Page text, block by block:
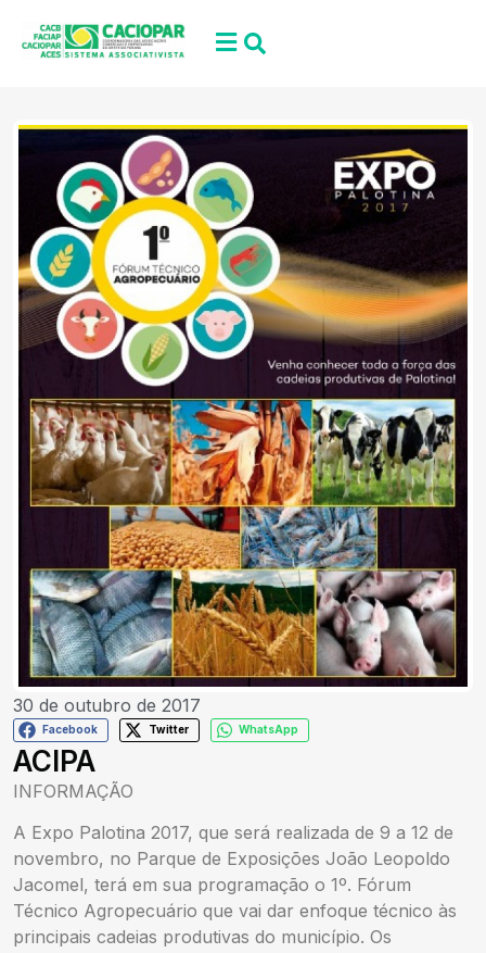
30 de outubro de 2017
Facebook Twitter WhatsApp
ACIPA
INFORMAÇÃO
A Expo Palotina 2017, que será realizada de 9 a 12 de
novembro, no Parque de Exposições João Leopoldo
Jacomel, terá em sua programação o 1º. Fórum
Técnico Agropecuário que vai dar enfoque técnico às
principais cadeias produtivas do município. Os